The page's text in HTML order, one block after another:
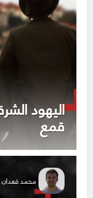
اليهود
قمع
محمد قعدان